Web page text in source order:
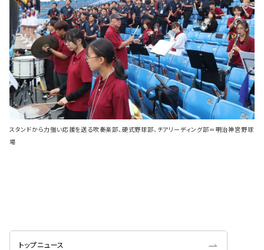
スタンドから力強い応援を送る吹奏楽部、硬式野球部、チアリーディング部＝明治神宮野球
場
トップニュース